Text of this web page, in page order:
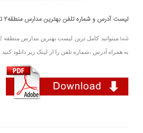
لیست آدرس و شماره تلفن بهترین مدارس منطقه2 تهران
شما
به همراه آدرس ،شماره تلفن را از لینک زیر دانلود کنید